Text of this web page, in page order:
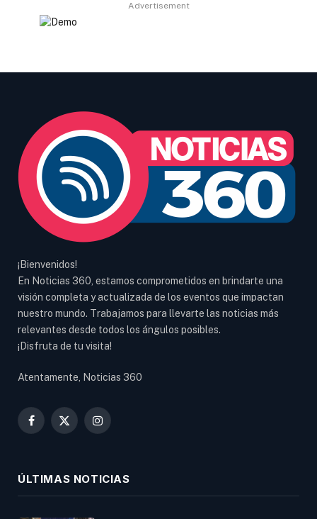
Advertisement
¡Bienvenidos!
En Noticias 360, estamos comprometidos en brindarte una
visión completa y actualizada de los eventos que impactan
nuestro mundo. Trabajamos para llevarte las noticias más
relevantes desde todos los ángulos posibles.
¡Disfruta de tu visita!
Atentamente, Noticias 360
Facebook
X
Instagram
ÚLTIMAS NOTICIAS